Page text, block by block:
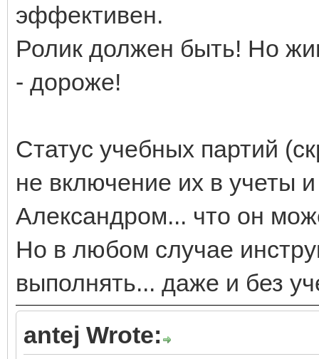
эффективен.
Ролик должен быть! Но
- дороже!
Статус учебных партий
не включение их в учеты
Александром... что он
Но в любом случае
выполнять... даже и без
antej Wrote: